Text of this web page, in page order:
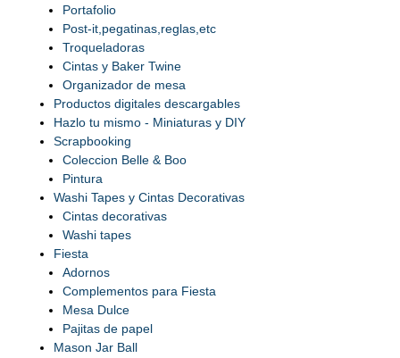
Portafolio
Post-it,pegatinas,reglas,etc
Troqueladoras
Cintas y Baker Twine
Organizador de mesa
Productos digitales descargables
Hazlo tu mismo - Miniaturas y DIY
Scrapbooking
Coleccion Belle & Boo
Pintura
Washi Tapes y Cintas Decorativas
Cintas decorativas
Washi tapes
Fiesta
Adornos
Complementos para Fiesta
Mesa Dulce
Pajitas de papel
Mason Jar Ball